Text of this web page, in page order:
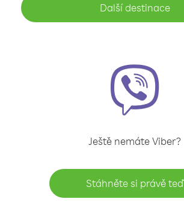
Další destinace
Ještě nemáte Viber?
Stáhněte si právě teď